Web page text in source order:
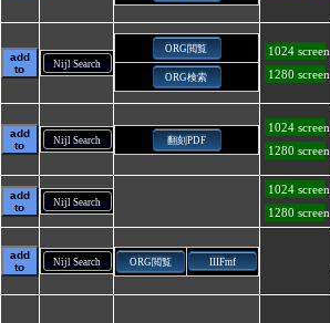
add
to
Nijl Search
ORG閲覧
ORG検索
1024 screen
1280 screen
add
to
Nijl Search 翻刻PDF
1024 screen
1280 screen
add
to
Nijl Search
1024 screen
1280 screen
add
to
Nijl Search ORG閲覧 IIIFmf